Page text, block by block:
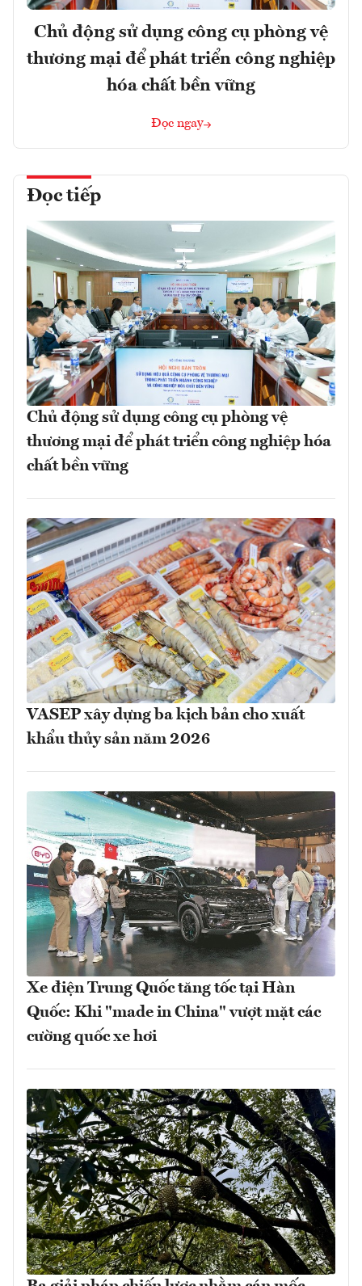
Chủ động sử dụng công cụ phòng vệ
thương mại để phát triển công nghiệp
hóa chất bền vững
Đọc ngay
Đọc tiếp
Chủ động sử dụng công cụ phòng vệ
thương mại để phát triển công nghiệp hóa
chất bền vững
VASEP xây dựng ba kịch bản cho xuất
khẩu thủy sản năm 2026
Xe điện Trung Quốc tăng tốc tại Hàn
Quốc: Khi "made in China" vượt mặt các
cường quốc xe hơi